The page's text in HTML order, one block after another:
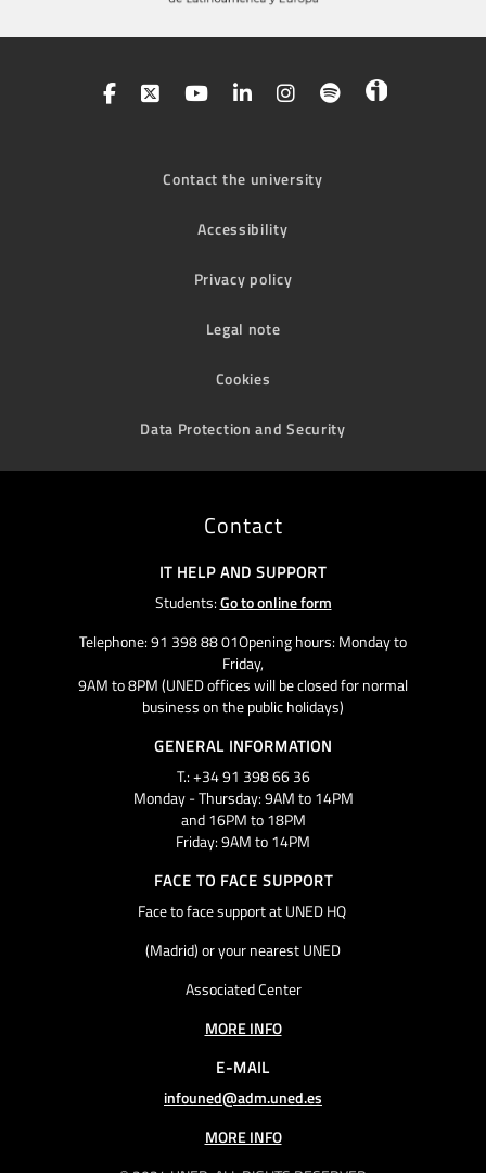
Contact the university
Accessibility
Privacy policy
Legal note
Cookies
Data Protection and Security
Contact
IT HELP AND SUPPORT
Students:Go to online form
Telephone: 91 398 88 01Opening hours: Monday to
Friday,
9AM to 8PM (UNED offices will be closed for normal
business on the public holidays)
GENERAL INFORMATION
T.: +34 91 398 66 36
Monday - Thursday: 9AM to 14PM
and 16PM to 18PM
Friday: 9AM to 14PM
FACE TO FACE SUPPORT
Face to face support at UNED HQ
(Madrid) or your nearest UNED
Associated Center
MORE INFO
E-MAIL
infouned@adm.uned.es
MORE INFO